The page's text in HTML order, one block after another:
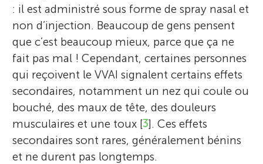
: il est administré sous forme de spray nasal et
non d’injection. Beaucoup de gens pensent
que c’est beaucoup mieux, parce que ça ne
fait pas mal ! Cependant, certaines personnes
qui reçoivent le VVAI signalent certains effets
secondaires, notamment un nez qui coule ou
bouché, des maux de tête, des douleurs
musculaires et une toux [3]. Ces effets
secondaires sont rares, généralement bénins
et ne durent pas longtemps.